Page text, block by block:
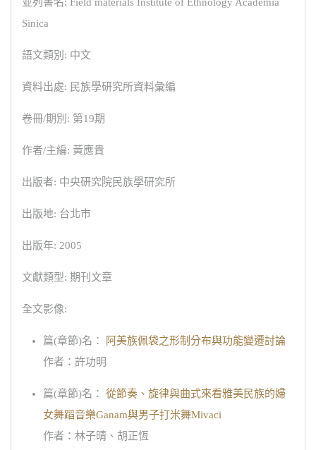
Sinica
語文類別: 中文
資料出處: 民族學研究所資料彙編
卷冊/期別: 第19期
作者/主編: 黃應貴
出版者: 中央研究院民族學研究所
出版地: 台北市
出版年: 2005
文獻類型: 期刊文章
全文影像:
篇(章節)名：
阿美族佩袋之形制分布與功能變遷討論
作者：許功明
篇(章節)名：
從節奏、旋律與曲式來看雅美民族的婦
女舞蹈音樂Ganam與男子打米舞Mivaci
作者：林子晴、胡正恆